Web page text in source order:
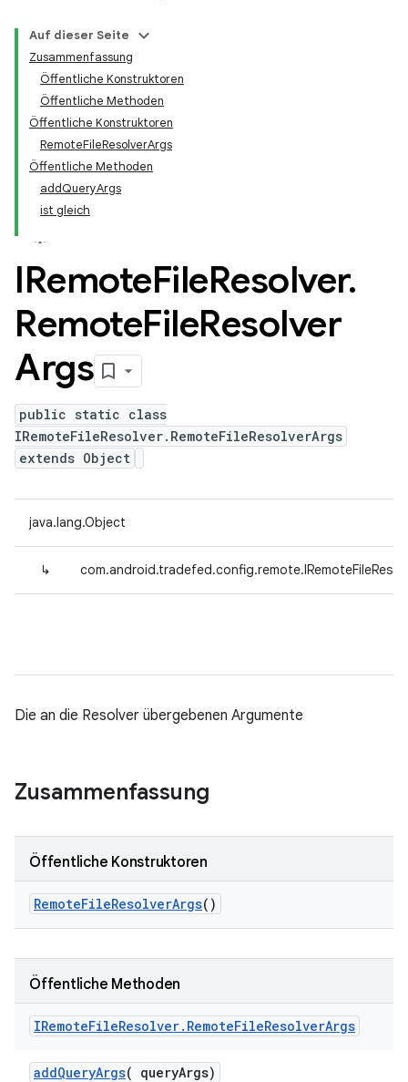
Auf dieser Seite
Zusammenfassung
Öffentliche Konstruktoren
Öffentliche Methoden
Öffentliche Konstruktoren
RemoteFileResolverArgs
Öffentliche Methoden
addQueryArgs
ist gleich
IRemoteFileResolver.
RemoteFileResolver
Args
public static class
IRemoteFileResolver.RemoteFileResolverArgs
extends Object
java.lang.Object
↳
Die an die Resolver übergebenen Argumente
Zusammenfassung
Öffentliche Konstruktoren
RemoteFileResolverArgs()
Öffentliche Methoden
IRemoteFileResolver. RemoteFileResolverArgs
addQueryArgs( queryArgs)